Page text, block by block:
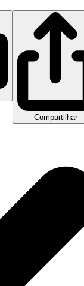
Compartilhar